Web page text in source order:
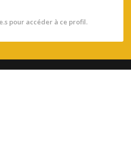
pour accéder à ce profil.